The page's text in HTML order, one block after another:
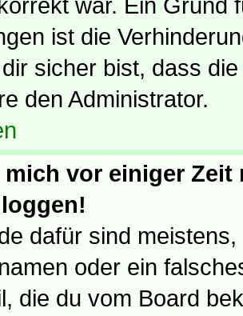
war. Ein Grund
ist die
sicher bist, dass
den Administrator.
mich vor einiger
dafür sind
oder ein
die du vom Board